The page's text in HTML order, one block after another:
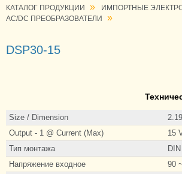
КАТАЛОГ ПРОДУКЦИИ »
ИМПОРТНЫЕ
AC/DC ПРЕОБРАЗОВАТЕЛИ
»
DSP30-15
Size / Dimension
Output - 1 @ Current (Max)
15
Тип монтажа
Напряжение входное
90